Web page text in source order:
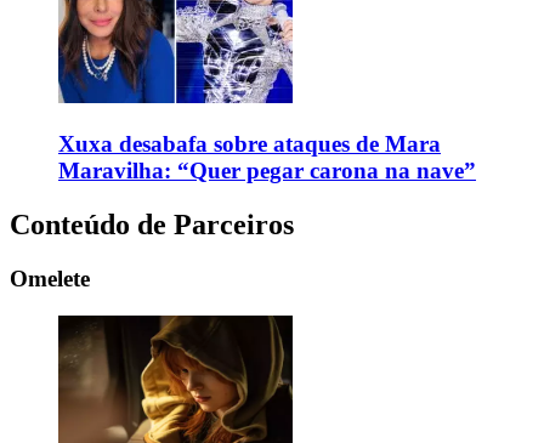
Xuxa desabafa sobre ataques de Mara
Maravilha: “Quer pegar carona na nave”
Conteúdo de Parceiros
Omelete